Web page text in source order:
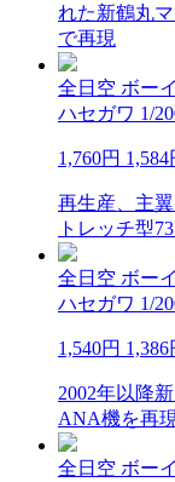
れた新鶴丸
で再現
全日空 ボー
ハセガワ 1/
1,760円 1,584
再生産、主
トレッチ型
全日空 ボー
ハセガワ 1/
1,540円 1,386
2002年以降
ANA機を再
全日空 ボー